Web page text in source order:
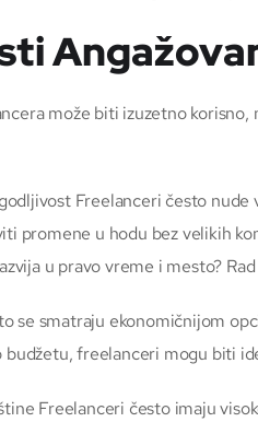
može biti izuzetno
Freelanceri često
promene u hodu bez velikih
u pravo vreme i mesto?
se smatraju ekonomičnijom
budžetu, freelanceri mogu biti
Freelanceri često imaju